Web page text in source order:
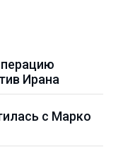
Ирана
с Марко